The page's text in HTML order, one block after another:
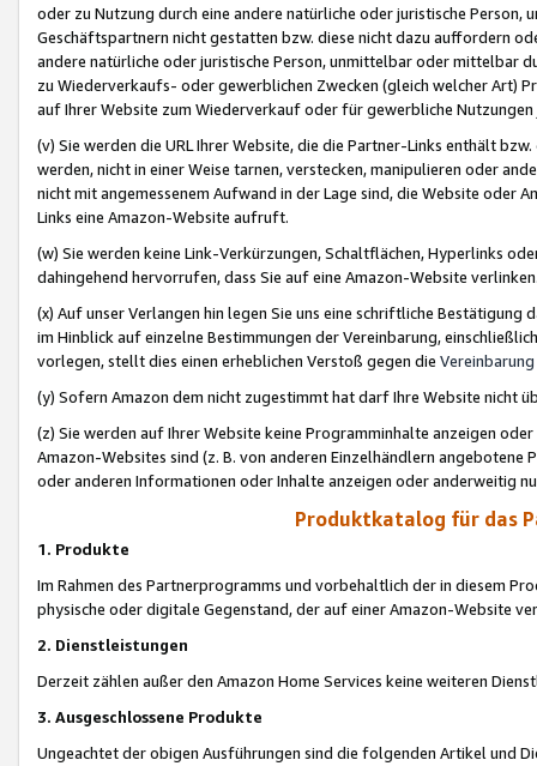
oder zu Nutzung durch eine andere natürliche oder juristische
Geschäftspartnern nicht gestatten bzw. diese nicht dazu auffordern
andere natürliche oder juristische Person, unmittelbar oder mittelbar
zu Wiederverkaufs- oder gewerblichen Zwecken (gleich welcher Art)
auf Ihrer Website zum Wiederverkauf oder für gewerbliche
(v) Sie werden die URL Ihrer Website, die die Partner-Links enthält
werden, nicht in einer Weise tarnen, verstecken, manipulieren oder
nicht mit angemessenem Aufwand in der Lage sind, die Website oder
Links eine Amazon-Website aufruft.
(w) Sie werden keine Link-Verkürzungen, Schaltflächen, Hyperlinks
dahingehend hervorrufen, dass Sie auf eine Amazon-Website
(x) Auf unser Verlangen hin legen Sie uns eine schriftliche
im Hinblick auf einzelne Bestimmungen der Vereinbarung,
vorlegen, stellt dies einen erheblichen Verstoß gegen die Vereinbarung
(y) Sofern Amazon dem nicht zugestimmt hat darf Ihre Website nicht
(z) Sie werden auf Ihrer Website keine Programminhalte anzeigen
Amazon-Websites sind (z. B. von anderen Einzelhändlern
oder anderen Informationen oder Inhalte anzeigen oder anderweitig
Produktkatalog für das
1. Produkte
Im Rahmen des Partnerprogramms und vorbehaltlich der in diesem
physische oder digitale Gegenstand, der auf einer Amazon-Website
2. Dienstleistungen
Derzeit zählen außer den Amazon Home Services keine weiteren
3. Ausgeschlossene Produkte
Ungeachtet der obigen Ausführungen sind die folgenden Artikel und